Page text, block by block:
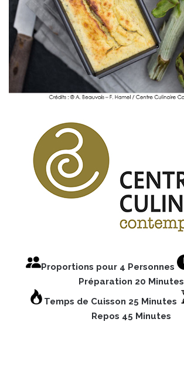
Proportions pour 4 Personnes
Préparation 20 Minutes
Temps de Cuisson 25 Minutes
Repos 45 Minutes